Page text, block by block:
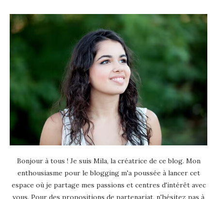
Bonjour à tous ! Je suis Mila, la créatrice de ce blog. Mon
enthousiasme pour le blogging m'a poussée à lancer cet
espace où je partage mes passions et centres d'intérêt avec
vous. Pour des propositions de partenariat, n'hésitez pas à